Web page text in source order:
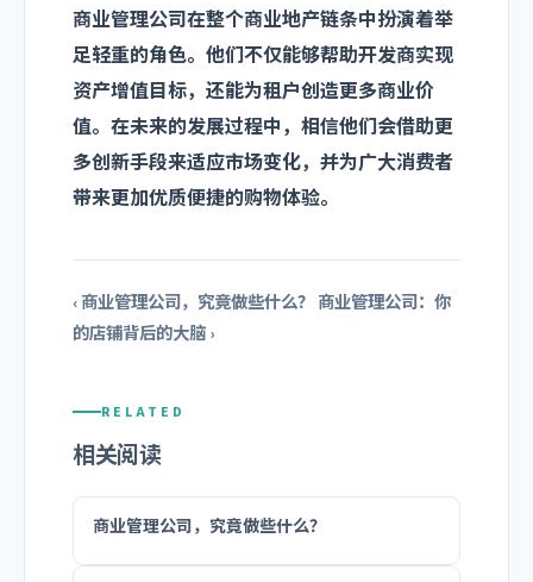
商业管理公司在整个商业地产链条中扮演着举
足轻重的角色。他们不仅能够帮助开发商实现
资产增值目标，还能为租户创造更多商业价
值。在未来的发展过程中，相信他们会借助更
多创新手段来适应市场变化，并为广大消费者
带来更加优质便捷的购物体验。
‹ 商业管理公司，究竟做些什么？ 商业管理公司：你
的店铺背后的大脑 ›
RELATED
相关阅读
商业管理公司，究竟做些什么？